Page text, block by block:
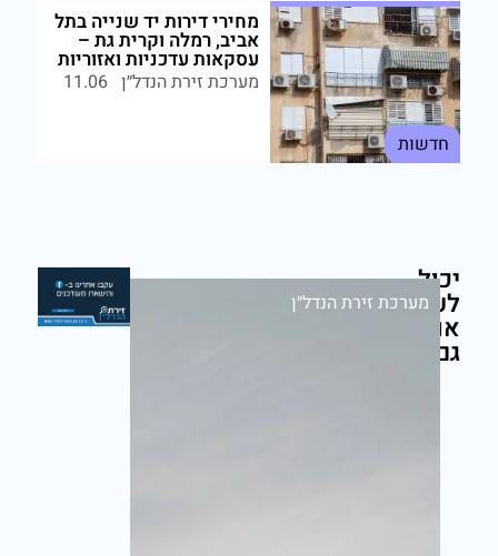
יכול
לעניין
אותך
גם
מערכת זירת הנדל״ן
חדשות
מחירי דירות יד שנייה בתל
אביב, רמלה וקרית גת –
עסקאות עדכניות ואזוריות
מערכת זירת הנדל״ן 11.06